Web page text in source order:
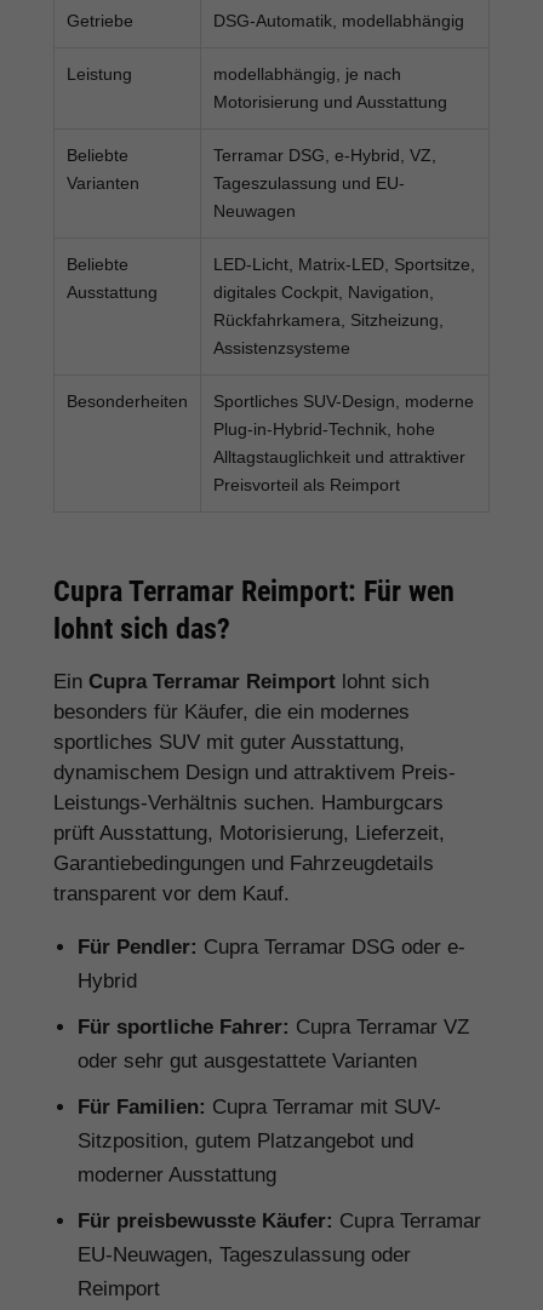
Getriebe DSG-Automatik, modellabhängig
Leistung
modellabhängig, je nach
Motorisierung und Ausstattung
Beliebte
Varianten
Terramar DSG, e-Hybrid, VZ,
Tageszulassung und EU-
Neuwagen
Beliebte
Ausstattung
LED-Licht, Matrix-LED, Sportsitze,
digitales Cockpit, Navigation,
Rückfahrkamera, Sitzheizung,
Assistenzsysteme
Besonderheiten
Sportliches SUV-Design, moderne
Plug-in-Hybrid-Technik, hohe
Alltagstauglichkeit und attraktiver
Preisvorteil als Reimport
Cupra Terramar Reimport: Für wen
lohnt sich das?
Ein Cupra Terramar Reimport lohnt sich
besonders für Käufer, die ein modernes
sportliches SUV mit guter Ausstattung,
dynamischem Design und attraktivem Preis-
Leistungs-Verhältnis suchen. Hamburgcars
prüft Ausstattung, Motorisierung, Lieferzeit,
Garantiebedingungen und Fahrzeugdetails
transparent vor dem Kauf.
Für Pendler: Cupra Terramar DSG oder e-
Hybrid
Für sportliche Fahrer: Cupra Terramar VZ
oder sehr gut ausgestattete Varianten
Für Familien: Cupra Terramar mit SUV-
Sitzposition, gutem Platzangebot und
moderner Ausstattung
Für preisbewusste Käufer: Cupra Terramar
EU-Neuwagen, Tageszulassung oder
Reimport